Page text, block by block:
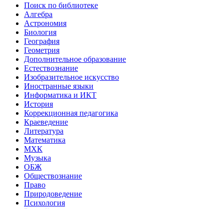
Поиск по библиотеке
Алгебра
Астрономия
Биология
География
Геометрия
Дополнительное образование
Естествознание
Изобразительное искусство
Иностранные языки
Информатика и ИКТ
История
Коррекционная педагогика
Краеведение
Литература
Математика
МХК
Музыка
ОБЖ
Обществознание
Право
Природоведение
Психология